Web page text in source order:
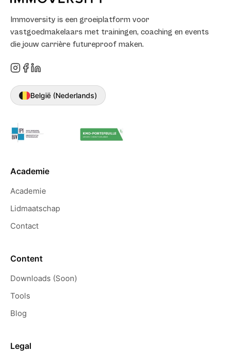
Immoversity is een groeiplatform voor
vastgoedmakelaars met trainingen, coaching en events
die jouw carrière futureproof maken.
België (Nederlands)
Academie
Academie
Lidmaatschap
Contact
Content
Downloads (Soon)
Tools
Blog
Legal